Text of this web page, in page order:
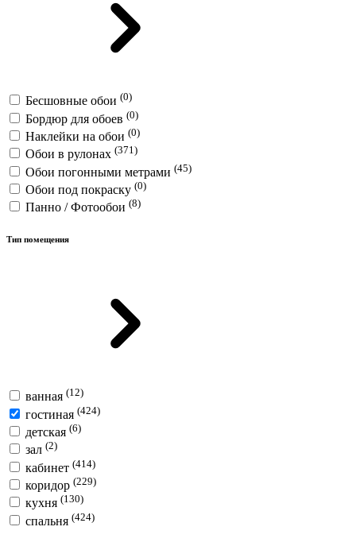
Бесшовные обои (0)
Бордюр для обоев (0)
Наклейки на обои (0)
Обои в рулонах (371)
Обои погонными метрами (45)
Обои под покраску (0)
Панно / Фотообои (8)
Тип помещения
ванная (12)
гостиная (424)
детская (6)
зал (2)
кабинет (414)
коридор (229)
кухня (130)
спальня (424)